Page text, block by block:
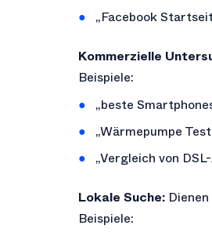
„Facebook
Kommerzielle
Beispiele:
„beste
„Wärmepumpe
„Vergleich von
Lokale Suche:
Beispiele: